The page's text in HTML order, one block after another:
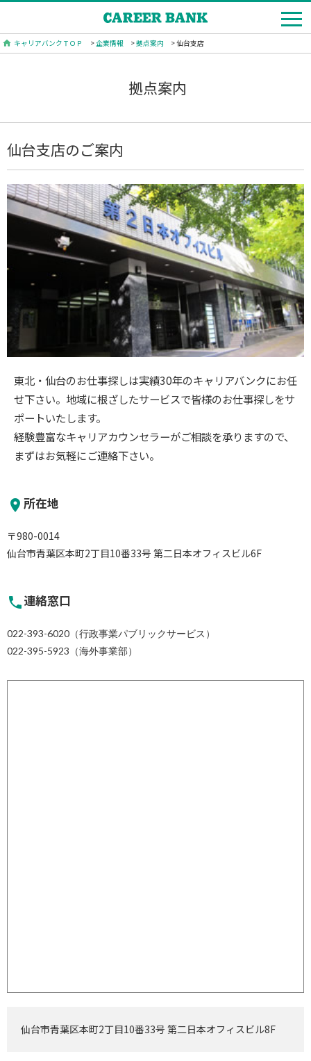
キャリアバンクＴＯＰ >企業情報 >拠点案内 > 仙台支店
拠点案内
仙台支店のご案内
東北・仙台のお仕事探しは実績30年のキャリアバンクにお任
せ下さい。地域に根ざしたサービスで皆様のお仕事探しをサ
ポートいたします。
経験豊富なキャリアカウンセラーがご相談を承りますので、
まずはお気軽にご連絡下さい。
place 所在地
〒980-0014
仙台市青葉区本町2丁目10番33号 第二日本オフィスビル6F
phone連絡窓口
022-393-6020（行政事業パブリックサービス）
022-395-5923（海外事業部）
仙台市青葉区本町2丁目10番33号 第二日本オフィスビル8F